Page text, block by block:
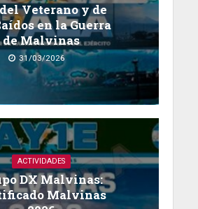
Veterano y de
en la Guerra
de Malvinas
31/03/2026
ACTIVIDADES
DX Malvinas:
Malvinas